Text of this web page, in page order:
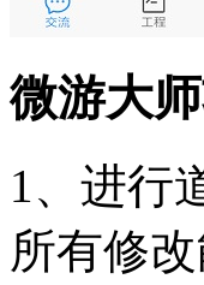
微游大
1、进行
所有修